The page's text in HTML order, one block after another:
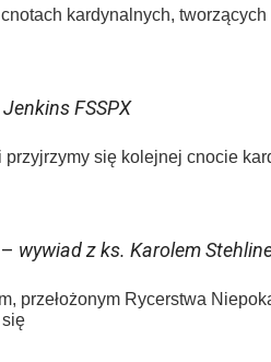
kardynalnych,
FSSPX
się kolejnej cnocie
wywiad z ks. Karolem
przełożonym Rycerstwa